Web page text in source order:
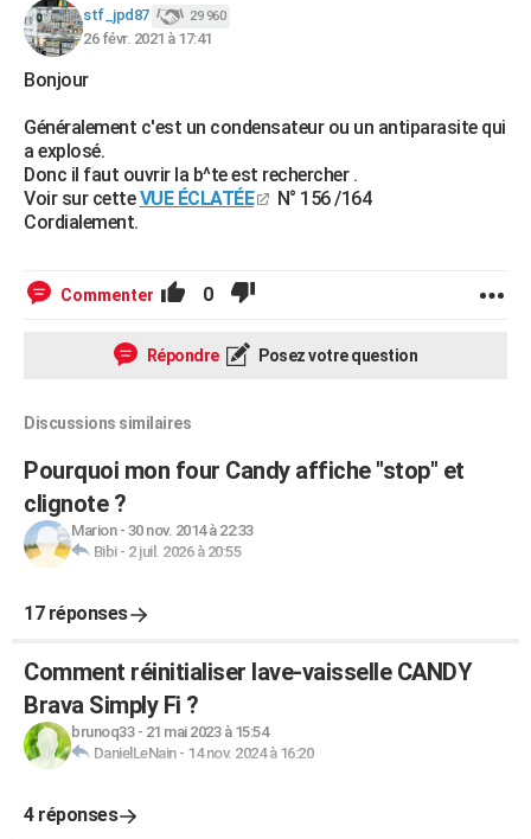
stf_jpd87 29 960
26 févr. 2021 à 17:41
Bonjour
Généralement c'est un condensateur ou un antiparasite qui
a explosé.
Donc il faut ouvrir la b^te est rechercher .
Voir sur cetteVUE ÉCLATÉE
N° 156 /164
Cordialement.
Commenter 0
Répondre Posez votre question
Discussions similaires
Pourquoi mon four Candy affiche "stop" et
clignote ?
Marion- 30 nov. 2014 à 22:33
Bibi- 2 juil. 2026 à 20:55
17 réponses
Comment réinitialiser lave-vaisselle CANDY
Brava Simply Fi ?
brunoq33- 21 mai 2023 à 15:54
DanielLeNain- 14 nov. 2024 à 16:20
4 réponses